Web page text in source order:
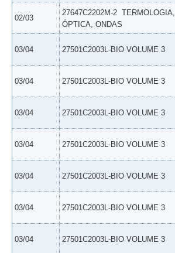
02/03
27647C2202M-2  TERMOLOGIA,
ÓPTICA, ONDAS
03/04 27501C2003L-BIO VOLUME 3
03/04 27501C2003L-BIO VOLUME 3
03/04 27501C2003L-BIO VOLUME 3
03/04 27501C2003L-BIO VOLUME 3
03/04 27501C2003L-BIO VOLUME 3
03/04 27501C2003L-BIO VOLUME 3
03/04 27501C2003L-BIO VOLUME 3